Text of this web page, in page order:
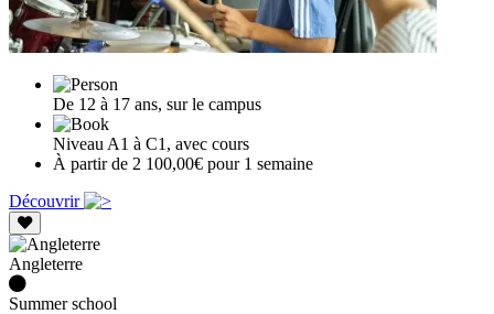
De 12 à 17 ans, sur le campus
Niveau A1 à C1, avec cours
À partir de 2 100,00€ pour 1 semaine
Découvrir
Angleterre
Summer school